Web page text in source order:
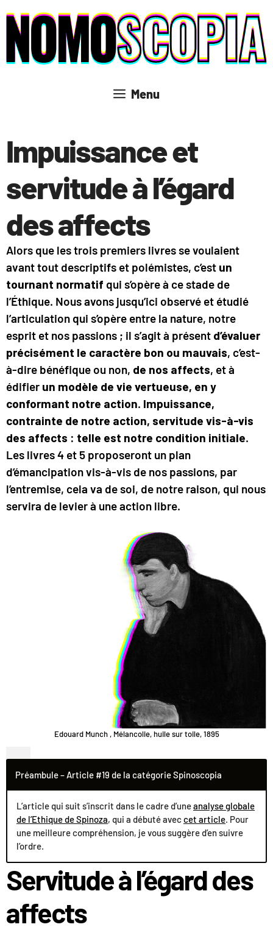
contenu
Menu
Impuissance et
servitude à l’égard
des affects
Alors que les trois premiers livres se voulaient
avant tout descriptifs et polémistes, c’est un
tournant normatif qui s’opère à ce stade de
l’Éthique. Nous avons jusqu’ici observé et étudié
l’articulation qui s’opère entre la nature, notre
esprit et nos passions ; il s’agit à présent d’évaluer
précisément le caractère bon ou mauvais, c’est-
à-dire bénéfique ou non, de nos affects, et à
édifier un modèle de vie vertueuse, en y
conformant notre action. Impuissance,
contrainte de notre action, servitude vis-à-vis
des affects : telle est notre condition initiale.
Les livres 4 et 5 proposeront un plan
d’émancipation vis-à-vis de nos passions, par
l’entremise, cela va de soi, de notre raison, qui nous
servira de levier à une action libre.
Edouard Munch , Mélancolie, huile sur toile, 1895
Préambule – Article #19 de la catégorie Spinoscopia
L’article qui suit s’inscrit dans le cadre d’uneanalyse globale
de l’Ethique de Spinoza, qui a débuté aveccet article. Pour
une meilleure compréhension, je vous suggère d’en suivre
l’ordre.
Servitude à l’égard des
affects